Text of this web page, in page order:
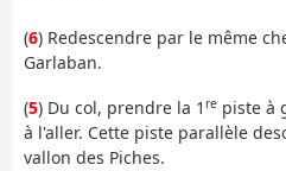
(6) Redescendre par le même
Garlaban.
(5) Du col, prendre la 1 re piste à
à l'aller. Cette piste parallèle
vallon des Piches.